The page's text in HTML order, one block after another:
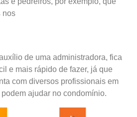
nos
de uma administradora, fica
e mais rápido de fazer, já que
com diversos profissionais em
ajudar no condomínio.